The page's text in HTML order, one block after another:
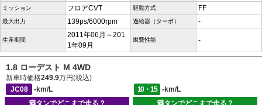
ミッション フロアCVT 駆動方式 FF
最大出力 139ps/6000rpm 過給器（ターボ） -
生産期間
2011年06月～201
1年09月
燃費性能 -
1.8 ローデスト M 4WD
新車時価格249.9万円(税込)
JC08
-km/L 10・15
-km/L